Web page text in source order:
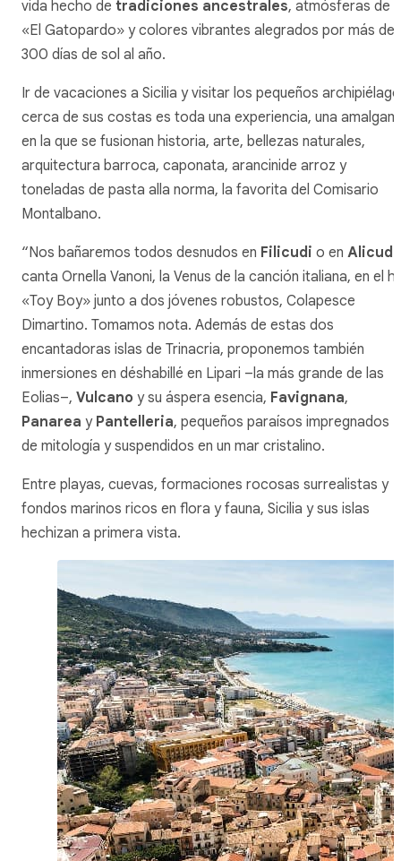
vida hecho de tradiciones ancestrales, atmósferas de
«El Gatopardo» y colores vibrantes alegrados por más de
300 días de sol al año.
Ir de vacaciones a Sicilia y visitar los pequeños
cerca de sus costas es toda una experiencia, una
en la que se fusionan historia, arte, bellezas naturales,
arquitectura barroca, caponata, arancinide arroz y
toneladas de pasta alla norma, la favorita del Comisario
Montalbano.
“Nos bañaremos todos desnudos en Filicudi o en Alicudi
canta Ornella Vanoni, la Venus de la canción italiana, en el
«Toy Boy» junto a dos jóvenes robustos, Colapesce
Dimartino. Tomamos nota. Además de estas dos
encantadoras islas de Trinacria, proponemos también
inmersiones en déshabillé en Lipari –la más grande de las
Eolias–, Vulcano y su áspera esencia, Favignana,
Panarea y Pantelleria, pequeños paraísos impregnados
de mitología y suspendidos en un mar cristalino.
Entre playas, cuevas, formaciones rocosas surrealistas y
fondos marinos ricos en flora y fauna, Sicilia y sus islas
hechizan a primera vista.